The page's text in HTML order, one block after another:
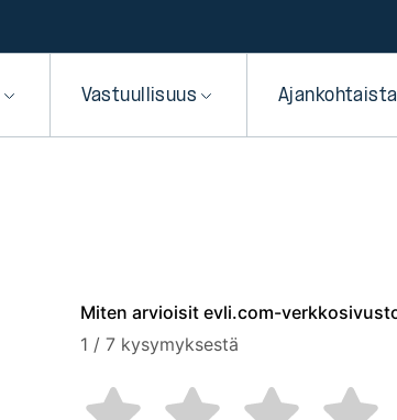
Vastuullisuus Ajankohtaista